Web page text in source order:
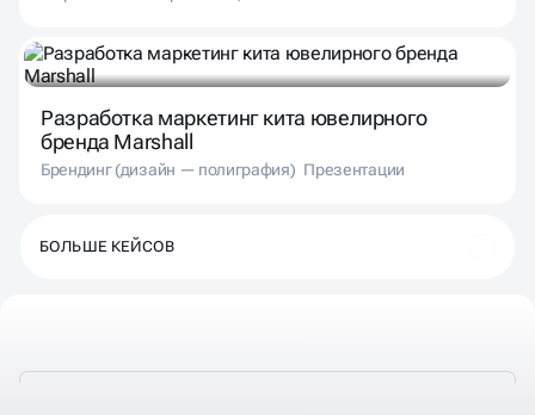
Разработка маркетинг кита ювелирного
бренда Marshall
Брендинг (дизайн — полиграфия) Презентации
БОЛЬШЕ КЕЙСОВ